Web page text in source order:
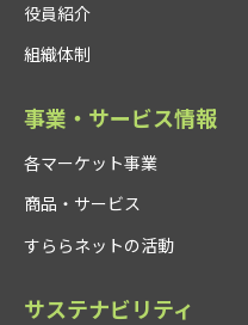
役員紹介
組織体制
事業・サービス情報
各マーケット事業
商品・サービス
すららネットの活動
サステナビリティ